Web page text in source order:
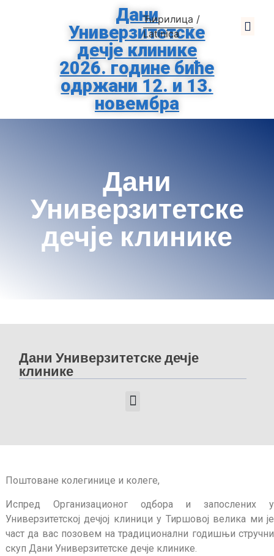
Ћирилица /
Latinica
Дани
Универзитетске
дечје клинике
2026. године биће
одржани 12. и 13.
новембра
Дани
Универзитетске
дечје клинике
Дани Универзитетске дечје
клинике
Поштоване колегинице и колеге,
Испред Организационог одбора и запослених у
Универзитетској дечјој клиници у Тиршовој велика ми је
част да вас позовем на традиционални годишњи стручни
скуп Дани Универзитетске дечје клинике.